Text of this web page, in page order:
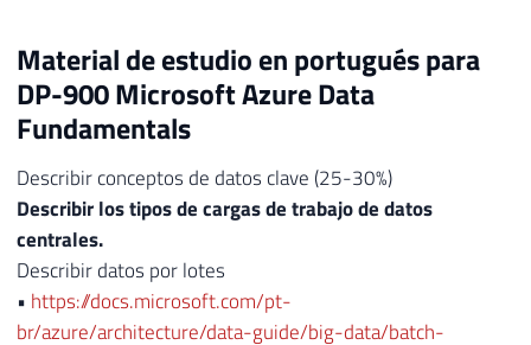
Material de estudio en portugués para
DP-900 Microsoft Azure Data
Fundamentals
Describir conceptos de datos clave (25-30%)
Describir los tipos de cargas de trabajo de datos
centrales.
Describir datos por lotes
• https://docs.microsoft.com/pt-
br/azure/architecture/data-guide/big-data/batch-